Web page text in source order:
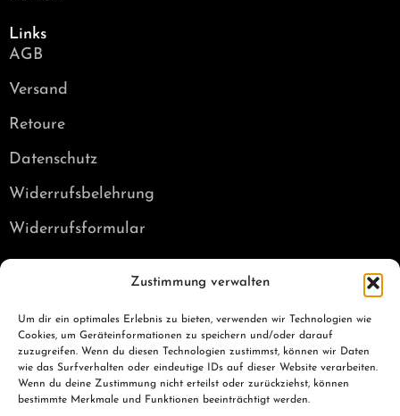
Zustimmung verwalten
Um dir ein optimales Erlebnis zu bieten, verwenden wir Technologien wie
Cookies, um Geräteinformationen zu speichern und/oder darauf
zuzugreifen. Wenn du diesen Technologien zustimmst, können wir Daten
wie das Surfverhalten oder eindeutige IDs auf dieser Website verarbeiten.
Wenn du deine Zustimmung nicht erteilst oder zurückziehst, können
bestimmte Merkmale und Funktionen beeinträchtigt werden.
Links
AGB
Versand
Retoure
Datenschutz
Widerrufsbelehrung
Widerrufsformular
E-Mail: info@punchbro.de
Tel: +49 179 7050931
Social Media